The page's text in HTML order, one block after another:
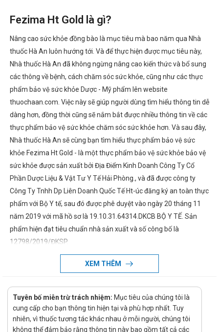
Fezima Ht Gold là gì?
Nâng cao sức khỏe đồng bào là mục tiêu mà bao năm qua Nhà
thuốc Hà An luôn hướng tới. Và để thực hiện được mục tiêu này,
Nhà thuốc Hà An đã không ngừng nâng cao kiến thức và bổ sung
các thông về bệnh, cách chăm sóc sức khỏe, cũng như các thực
phẩm bảo vệ sức khỏe Dược - Mỹ phẩm lên website
thuochaan.com. Việc này sẽ giúp người dùng tìm hiểu thông tin dễ
dàng hơn, đồng thời cũng sẽ nắm bắt được nhiều thông tin về các
thực phẩm bảo vệ sức khỏe chăm sóc sức khỏe hơn. Và sau đây,
Nhà thuốc Hà An sẽ cùng bạn tìm hiểu thực phẩm bảo vệ sức
khỏe Fezima Ht Gold - là một thực phẩm bảo vệ sức khỏe bảo vệ
sức khỏe được sản xuất bởi Địa Điểm Kinh Doanh Công Ty Cổ
Phần Dược Liệu & Vật Tư Y Tế Hải Phòng., và đã được công ty
Công Ty Tnhh Dp Liên Doanh Quốc Tế Ht-úc đăng ký an toàn thực
phẩm với Bộ Y tế, sau đó được phê duyệt vào ngày 20 tháng 11
năm 2019 với mã hồ sơ là 19.10.31.64314.DKCB BỘ Y TẾ. Sản
phẩm hiện đạt tiêu chuẩn nhà sản xuất và số công bố là
12798/2019/ĐKSP.
Thành phần và tác dụng của Fezima Ht
chúng tôi cập nhật khi có thông tin chính xác.
Fezima Ht Gold giá bao nhiêu?
XEM THÊM
Tuyên bố miễn trừ trách nhiệm: Mục tiêu của chúng tôi là
cung cấp cho bạn thông tin hiện tại và phù hợp nhất. Tuy
nhiên, vì thuốc tương tác khác nhau ở mỗi người, chúng tôi
không thể đảm bảo rằng thông tin này bao gồm tất cả các